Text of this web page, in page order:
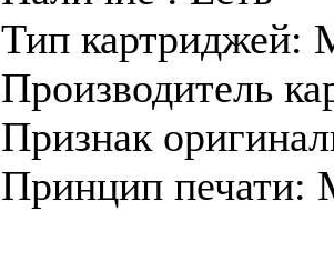
Тип картриджей:
Производитель
Признак
Принцип печати: